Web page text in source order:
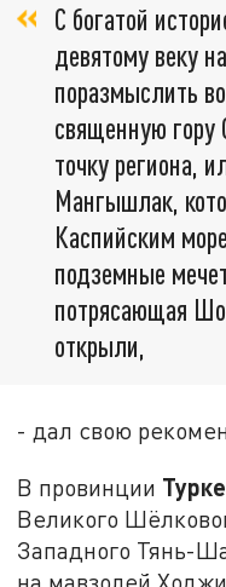
С богатой
девятому веку
поразмыслить
священную
точку региона,
Мангышлак,
Каспийским
подземные
потрясающая
открыли,
- дал свою
В провинции
Великого
Западного Тянь-